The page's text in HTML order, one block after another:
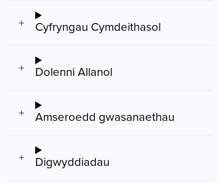
Cyfryngau Cymdeithasol
Dolenni Allanol
Amseroedd gwasanaethau
Digwyddiadau